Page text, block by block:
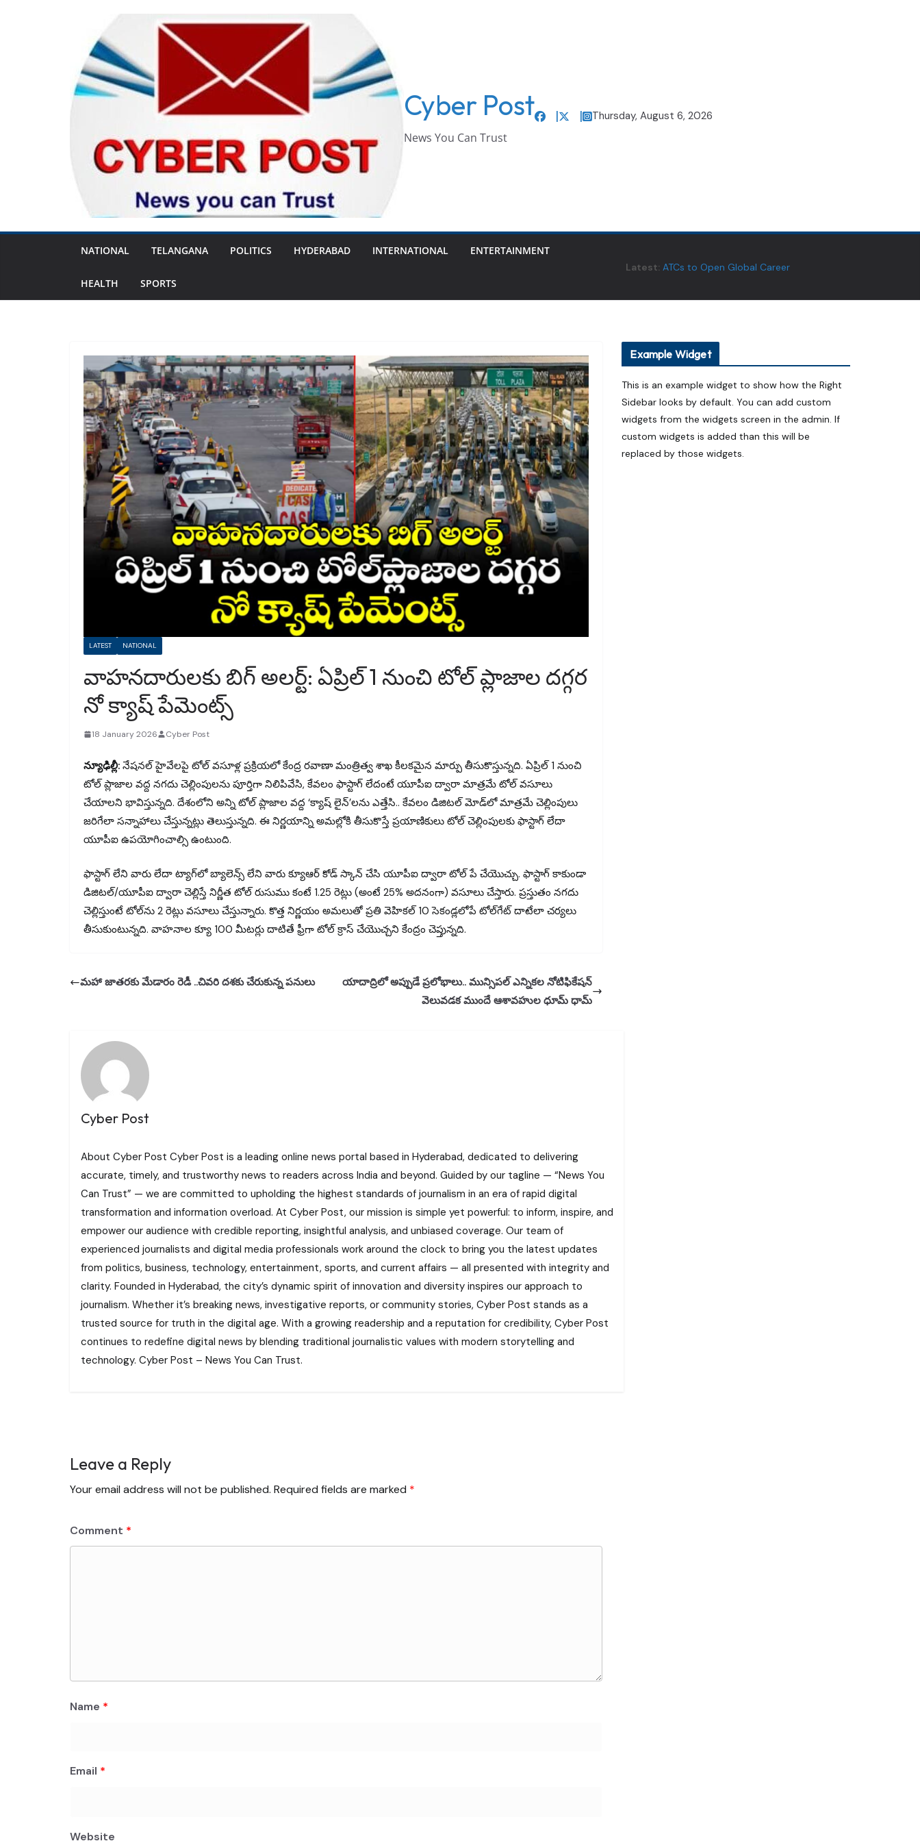
Cyber Post
News You Can Trust
Thursday, August 6, 2026
NATIONAL TELANGANA POLITICS HYDERABAD INTERNATIONAL ENTERTAINMENT
HEALTH SPORTS
Latest: ATCs to Open Global Career
మన్నారూ రంగనాయక స్వామి బ్రహ్మోత్సవాలు
Eureka Forbes Unveils ‘Ghar Ka New
Kapoor
Technocraft Ventures IPO Opens on
August 7; Price Band Fixed at ₹200–212
LATEST NATIONAL
వాహనదారులకు బిగ్ అలర్ట్: ఏప్రిల్ 1 నుంచి టోల్ ప్లాజాల దగ్గర
నో క్యాష్ పేమెంట్స్
18 January 2026 Cyber Post
న్యూఢిల్లీ: నేషనల్ హైవేలపై టోల్ వసూళ్ల ప్రక్రియలో కేంద్ర రవాణా మంత్రిత్వ శాఖ కీలకమైన మార్పు తీసుకొస్తున్నది. ఏప్రిల్ 1 నుంచి
టోల్ ప్లాజాల వద్ద నగదు చెల్లింపులను పూర్తిగా నిలిపివేసి, కేవలం ఫాస్టాగ్ లేదంటే యూపీఐ ద్వారా మాత్రమే టోల్ వసూలు
చేయాలని భావిస్తున్నది. దేశంలోని అన్ని టోల్ ప్లాజాల వద్ద ‘క్యాష్ లైన్​’లను ఎత్తేసి.. కేవలం డిజిటల్ మోడ్‎లో మాత్రమే చెల్లింపులు
జరిగేలా సన్నాహాలు చేస్తున్నట్లు తెలుస్తున్నది. ఈ నిర్ణయాన్ని అమల్లోకి తీసుకొస్తే ప్రయాణికులు టోల్ చెల్లింపులకు ఫాస్టాగ్ లేదా
యూపీఐ ఉపయోగించాల్సి ఉంటుంది.
ఫాస్టాగ్ లేని వారు లేదా ట్యాగ్‌‌లో బ్యాలెన్స్ లేని వారు క్యూఆర్ కోడ్ స్కాన్ చేసి యూపీఐ ద్వారా టోల్ పే చేయొచ్చు. ఫాస్టాగ్ కాకుండా
డిజిటల్/యూపీఐ ద్వారా చెల్లిస్తే నిర్ణీత టోల్ రుసుము కంటే 1.25 రెట్లు (అంటే 25% అదనంగా) వసూలు చేస్తారు. ప్రస్తుతం నగదు
చెల్లిస్తుంటే టోల్​ను 2 రెట్లు వసూలు చేస్తున్నారు. కొత్త నిర్ణయం అమలుతో ప్రతి వెహికల్ 10 సెకండ్లలోపే టోల్​గేట్ దాటేలా చర్యలు
తీసుకుంటున్నది. వాహనాల క్యూ 100 మీటర్లు దాటితే ఫ్రీగా టోల్ క్రాస్ చేయొచ్చని కేంద్రం చెప్తున్నది.
మహా జాతరకు మేడారం రెడీ ..చివరి దశకు చేరుకున్న పనులు
యాదాద్రిలో అప్పుడే ప్రలోభాలు.. మున్సిపల్ ఎన్నికల నోటిఫికేషన్
వెలువడక ముందే ఆశావహుల ధూమ్ ధామ్
Cyber Post
About Cyber Post Cyber Post is a leading online news portal based in Hyderabad, dedicated to delivering
accurate, timely, and trustworthy news to readers across India and beyond. Guided by our tagline — “News You
Can Trust” — we are committed to upholding the highest standards of journalism in an era of rapid digital
transformation and information overload. At Cyber Post, our mission is simple yet powerful: to inform, inspire, and
empower our audience with credible reporting, insightful analysis, and unbiased coverage. Our team of
experienced journalists and digital media professionals work around the clock to bring you the latest updates
from politics, business, technology, entertainment, sports, and current affairs — all presented with integrity and
clarity. Founded in Hyderabad, the city’s dynamic spirit of innovation and diversity inspires our approach to
journalism. Whether it’s breaking news, investigative reports, or community stories, Cyber Post stands as a
trusted source for truth in the digital age. With a growing readership and a reputation for credibility, Cyber Post
continues to redefine digital news by blending traditional journalistic values with modern storytelling and
technology. Cyber Post – News You Can Trust.
Leave a Reply
Your email address will not be published. Required fields are marked *
Comment *
Name *
Email *
Website
Example Widget
This is an example widget to show how the Right
Sidebar looks by default. You can add custom
widgets from the widgets screen in the admin. If
custom widgets is added than this will be
replaced by those widgets.